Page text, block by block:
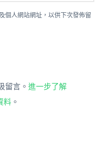
個人網站網址，以供下次發佈留
留言。 進一步了解
料 。